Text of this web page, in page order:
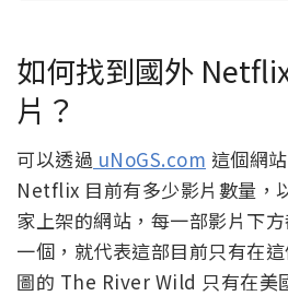
如何找到國外
片？
可以透過 uNoGS.com 這個網
Netflix 目前有多少影片數量，
家上架的網站，每一部影片下
一個，就代表這部目前只有在
圖的 The River Wild 只有在美